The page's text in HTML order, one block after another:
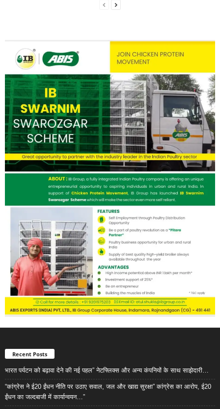
Recent Posts
भारत पर्यटन को बढ़ावा देने की नई पहल” नेटफ्लिक्स और अन्य कंपनियों के साथ साझेदारी…
“कांग्रेस ने ई20 ईंधन नीति पर उठाए सवाल, जल और खाद्य सुरक्षा” कांग्रेस का आरोप, ई20
ईंधन का जल्दबाजी में कार्यान्वयन…”